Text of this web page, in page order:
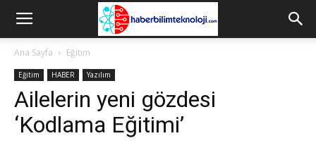
Ana Sayfa Eğitim
Eğitim HABER Yazılım
Ailelerin yeni gözdesi
‘Kodlama Eğitimi’